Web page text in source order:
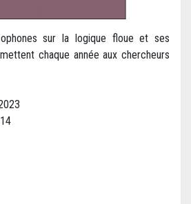
sur la logique floue et ses
chaque année aux chercheurs